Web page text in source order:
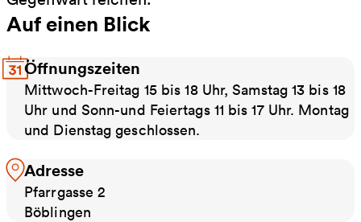
Auf einen Blick
Öffnungszeiten
Mittwoch-Freitag 15 bis 18 Uhr, Samstag 13 bis 18
Uhr und Sonn-und Feiertags 11 bis 17 Uhr. Montag
und Dienstag geschlossen.
Adresse
Pfarrgasse 2
Böblingen